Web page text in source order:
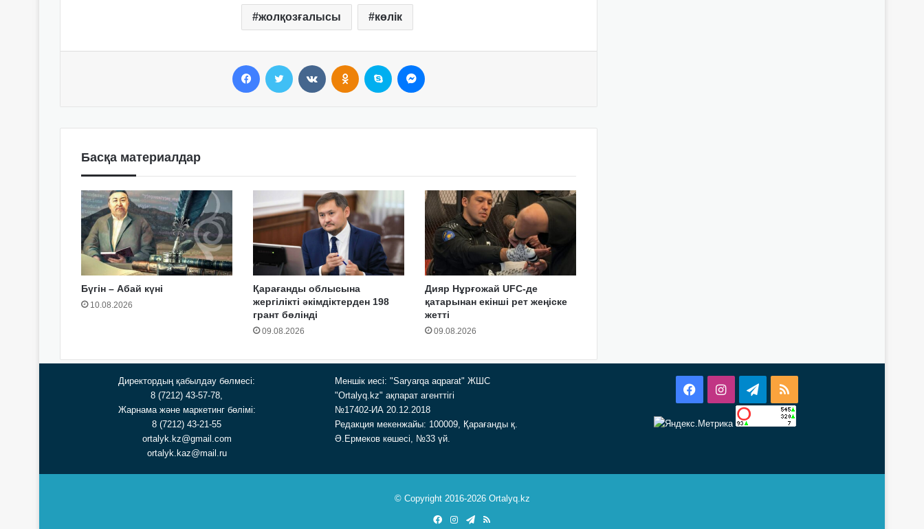
жолқозғалысы көлік
Басқа материалдар
Бүгін – Абай күні
10.08.2026
Қарағанды облысына
жергілікті әкімдіктерден 198
грант бөлінді
09.08.2026
Дияр Нұрғожай UFC-де
қатарынан екінші рет жеңіске
жетті
09.08.2026
Директордың қабылдау бөлмесі:
8 (7212) 43-57-78,
Жарнама және маркетинг бөлімі:
8 (7212) 43-21-55
ortalyk.kz@gmail.com
ortalyk.kaz@mail.ru
Меншік иесі: "Saryarqa aqparat" ЖШС
"Ortalyq.kz" ақпарат агенттігі
№17402-ИА 20.12.2018
Редакция мекенжайы: 100009, Қарағанды қ.
Ә.Ермеков көшесі, №33 үй.
FacebookInstagramTelegram
RSS
© Copyright 2016-2026 Ortalyq.kz
FacebookInstagram
Telegram